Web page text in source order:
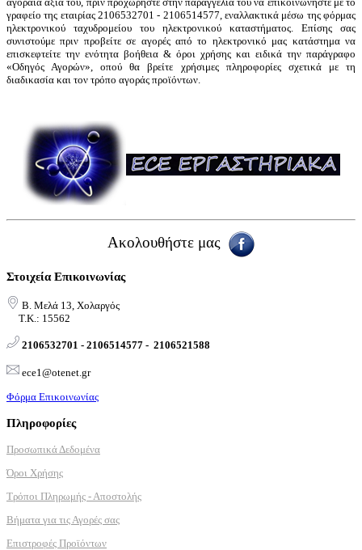
γραφείο της εταιρίας 2106532701 - 2106514577, εναλλακτικά μέσω της φόρμας
ηλεκτρονικού ταχυδρομείου του ηλεκτρονικού καταστήματος. Επίσης σας
συνιστούμε πριν προβείτε σε αγορές από το ηλεκτρονικό μας κατάστημα να
επισκεφτείτε την ενότητα βοήθεια & όροι χρήσης και ειδικά την παράγραφο
«Οδηγός Αγορών», οπού θα βρείτε χρήσιμες πληροφορίες σχετικά με τη
διαδικασία και τον τρόπο αγοράς προϊόντων.
Ακολουθήστε μας
Στοιχεία Επικοινωνίας
Β. Μελά 13, Χολαργός
Τ.Κ.: 15562
2106532701 - 2106514577 - 2106521588
ece1@otenet.gr
Φόρμα Επικοινωνίας
Πληροφορίες
Προσωπικά Δεδομένα
Όροι Χρήσης
Τρόποι Πληρωμής - Αποστολής
Βήματα για τις Αγορές σας
Επιστροφές Προϊόντων